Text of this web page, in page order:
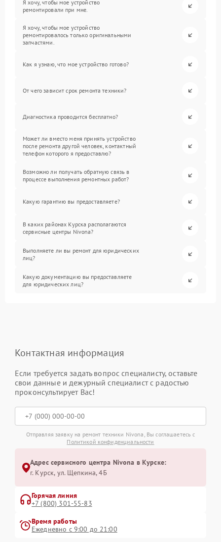
Я хочу, чтобы мое устройство
ремонтировали при мне.
Я хочу, чтобы мое устройство
ремонтировалось только оригинальными
запчастями.
Как я узнаю, что мое устройство готово?
От чего зависит срок ремонта техники?
Диагностика проводится бесплатно?
Может ли вместо меня принять устройство
после ремонта другой человек, контактный
телефон которого я предоставлю?
Возможно ли получать обратную связь в
процессе выполнения ремонтных работ?
Какую гарантию вы предоставляете?
В каких районах Курска располагаются
сервисные центры Nivona?
Выполняете ли вы ремонт для юридических
лиц?
Какую документацию вы предоставляете
для юридических лиц?
Контактная информация
Если требуется задать вопрос специалисту, оставьте
свои данные и дежурный специалист с радостью
проконсультирует Вас!
Отправляя заявку на ремонт техники Nivona, Вы соглашаетесь с
Политикой конфиденциальности
Адрес сервисного центра Nivona в Курске:
г. Курск, ул. Щепкина, 4Б
Горячая линия
+7 (800) 301-55-83
Время работы
Ежедневно с 9:00 до 21:00